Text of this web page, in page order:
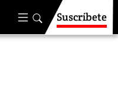
Suscríbete